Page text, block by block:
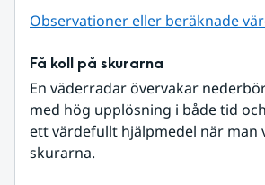
Observationer eller beräknade
Få koll på skurarna
En väderradar övervakar
med hög upplösning i både tid
ett värdefullt hjälpmedel när man
skurarna.